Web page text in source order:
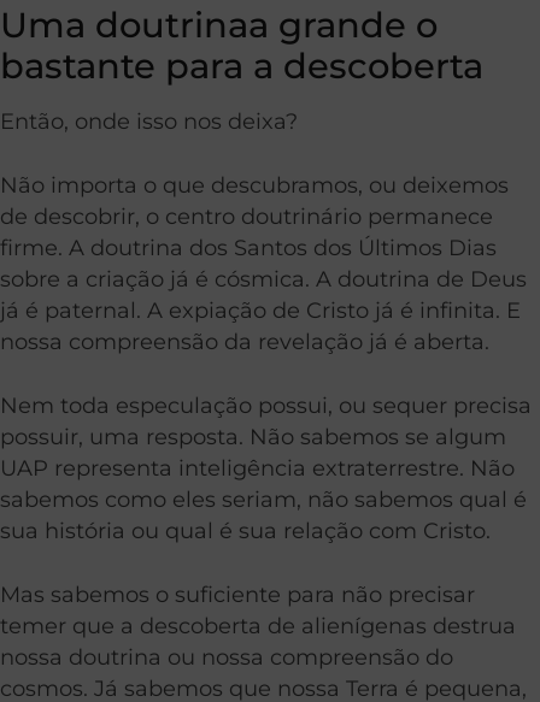
Uma doutrinaa grande o
bastante para a descoberta
Então, onde isso nos deixa?
Não importa o que descubramos, ou deixemos
de descobrir, o centro doutrinário permanece
firme. A doutrina dos Santos dos Últimos Dias
sobre a criação já é cósmica. A doutrina de Deus
já é paternal. A expiação de Cristo já é infinita. E
nossa compreensão da revelação já é aberta.
Nem toda especulação possui, ou sequer precisa
possuir, uma resposta. Não sabemos se algum
UAP representa inteligência extraterrestre. Não
sabemos como eles seriam, não sabemos qual é
sua história ou qual é sua relação com Cristo.
Mas sabemos o suficiente para não precisar
temer que a descoberta de alienígenas destrua
nossa doutrina ou nossa compreensão do
cosmos. Já sabemos que nossa Terra é pequena,